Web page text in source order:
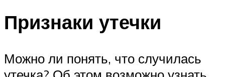
Признаки утечки
Можно ли понять, что случилась